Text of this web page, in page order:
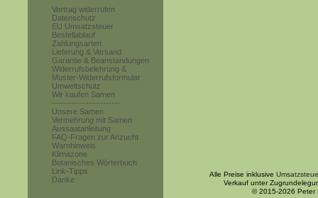
Vertrag widerrufen
Datenschutz
EU Umsatzsteuer
Bestellablauf
Zahlungsarten
Lieferung & Versand
Garantie & Beanstandungen
Widerrufsbelehrung &
Muster-Widerrufsformular
Umweltschutz
Wir kaufen Samen
------------------------
Unsere Samen
Vermehrung mit Samen
Aussaatanleitung
FAQ-Fragen zur Anzucht
Warnhinweis
Klimazone
Botanisches Wörterbuch
Link-Tipps
Danke
Alle Preise inklusive
Verkauf unter
© 2015-2026 Peter